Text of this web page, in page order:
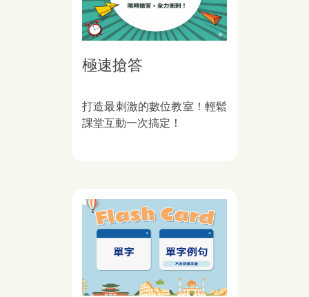
極速搶答
打造最刺激的數位教室！輕鬆
課堂互動一次搞定！